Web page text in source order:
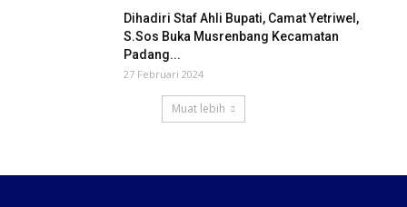
Dihadiri Staf Ahli Bupati, Camat Yetriwel,
S.Sos Buka Musrenbang Kecamatan
Padang...
27 Februari 2024
Muat lebih